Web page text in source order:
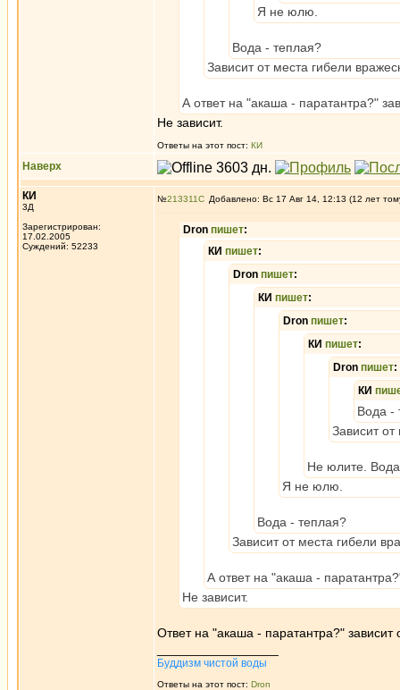
Я не юлю.
Вода - теплая?
Зависит от места гибели
А ответ на "акаша - паратантра?"
Не зависит.
Ответы на этот пост: КИ
Наверх
КИ
3Д
Зарегистрирован:
17.02.2005
Суждений: 52233
№213311 Добавлено: Вс 17 Авг 14, 12:13 (12 лет
Dron пишет:
КИ пишет:
Dron пишет:
КИ пишет:
Dron пишет:
КИ пишет:
Dron пишет:
КИ
Вода -
Зависит
Не юлите.
Я не юлю.
Вода - теплая?
Зависит от места гибели
А ответ на "акаша -
Не зависит.
Ответ на "акаша - паратантра?" зависит
Буддизм чистой воды
Ответы на этот пост: Dron